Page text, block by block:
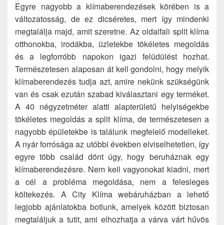
Egyre nagyobb a klímaberendezések körében is a
változatosság, de ez dicséretes, mert így mindenki
megtalálja majd, amit szeretne. Az oldalfali split klíma
otthonokba, irodákba, üzletekbe tökéletes megoldás
és a legforróbb napokon igazi felüdülést hozhat.
Természetesen alaposan át kell gondolni, hogy melyik
klímaberendezés tudja azt, amire nekünk szükségünk
van és csak ezután szabad kiválasztani egy terméket.
A 40 négyzetméter alatti alapterületű helyiségekbe
tökéletes megoldás a split klíma, de természetesen a
nagyobb épületekbe is találunk megfelelő modelleket.
A nyár forrósága az utóbbi években elviselhetetlen, így
egyre több család dönt úgy, hogy beruháznak egy
klímaberendezésre. Nem kell vagyonokat kiadni, mert
a cél a probléma megoldása, nem a felesleges
költekezés. A City Klíma webáruházban a lehető
legjobb ajánlatokba botlunk, amelyek között biztosan
megtaláljuk a tutit, ami elhozhatja a várva várt hűvös